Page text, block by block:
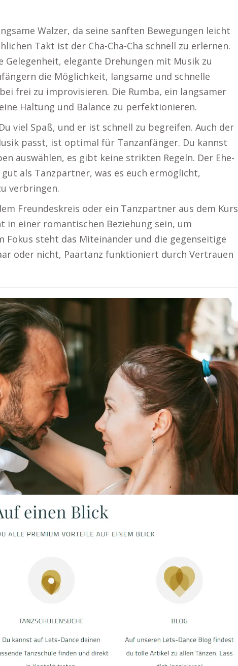
Walzer, da seine sanften Bewegungen leicht
Takt ist der Cha-Cha-Cha schnell zu erlernen.
Gelegenheit, elegante Drehungen mit Musik zu
die Möglichkeit, langsame und schnelle
frei zu improvisieren. Die Rumba, ein langsamer
Haltung und Balance zu perfektionieren.
viel Spaß, und er ist schnell zu begreifen. Auch der
passt, ist optimal für Tanzanfänger. Du kannst
auswählen, es gibt keine strikten Regeln. Der Ehe-
als Tanzpartner, was es euch ermöglicht,
verbringen.
Freundeskreis oder ein Tanzpartner aus dem Kurs
in einer romantischen Beziehung sein, um
Fokus steht das Miteinander und die gegenseitige
oder nicht, Paartanz funktioniert durch Vertrauen